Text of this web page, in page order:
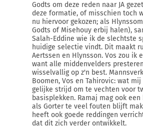
Godts om deze reden naar JA
deze formatie, of misschien toch
nu hiervoor gekozen; als
Godts of Misehouy erbij halen),
Salah-Eddine wie ik de slechtste
huidige selectie vindt. Dit maakt
Aertssen en Hlynsson. Vos zou ik
want alle middenvelders
wisselvallig op z'n best.
Boomen, Vos en Tahirovic: wat
gelijke strijd om te vechten voor
basisplekken. Ramaj mag ook
als Gorter te veel fouten blijft
heeft ook goede reddingen
dat dit zich verder ontwikkelt.